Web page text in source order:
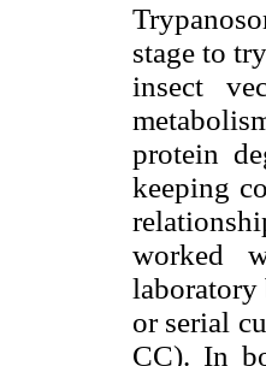
stage to
insect
protein
keeping
worked
laboratory
or serial
CC). In